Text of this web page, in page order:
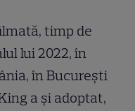
timp de
lui 2022, în
în București
a și adoptat,